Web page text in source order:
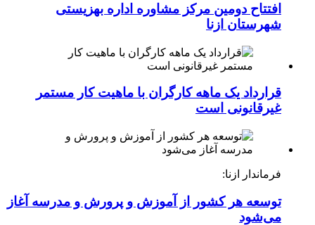
افتتاح دومین مرکز مشاوره اداره بهزیستی
شهرستان ازنا
قرارداد یک ماهه کارگران با ماهیت کار مستمر
غیرقانونی است
فرماندار ازنا:
توسعه هر کشور از آموزش و پرورش و مدرسه آغاز
می‌شود